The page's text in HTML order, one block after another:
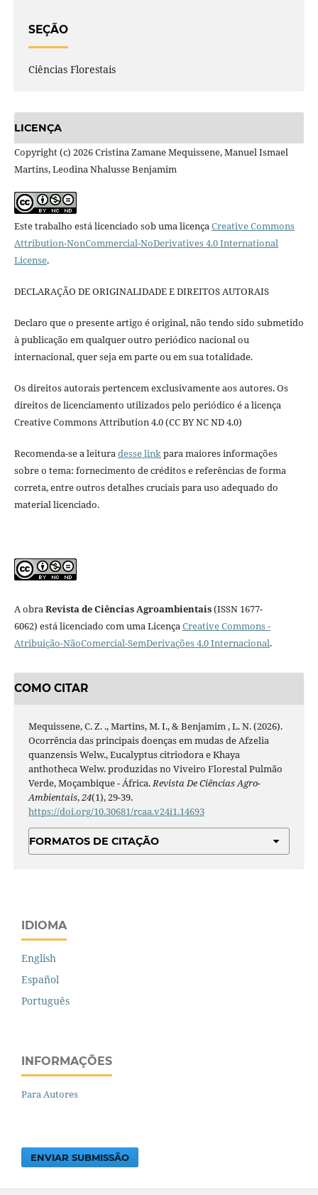
SEÇÃO
Ciências Florestais
LICENÇA
Copyright (c) 2026 Cristina Zamane Mequissene, Manuel Ismael
Martins, Leodina Nhalusse Benjamim
Este trabalho está licenciado sob uma licençaCreative Commons
Attribution-NonCommercial-NoDerivatives 4.0 International
License.
DECLARAÇÃO DE ORIGINALIDADE E DIREITOS AUTORAIS
Declaro que o presente artigo é original, não tendo sido submetido
à publicação em qualquer outro periódico nacional ou
internacional, quer seja em parte ou em sua totalidade.
Os direitos autorais pertencem exclusivamente aos autores. Os
direitos de licenciamento utilizados pelo periódico é a licença
Creative Commons Attribution 4.0 (CC BY NC ND 4.0)
Recomenda-se a leituradesse linkpara maiores informações
sobre o tema: fornecimento de créditos e referências de forma
correta, entre outros detalhes cruciais para uso adequado do
material licenciado.
A obra Revista de Ciências Agroambientais(ISSN 1677-
6062) está licenciado com uma Licença Creative Commons -
Atribuição-NãoComercial-SemDerivações 4.0 Internacional.
COMO CITAR
Mequissene, C. Z. ., Martins, M. I., & Benjamim , L. N. (2026).
Ocorrência das principais doenças em mudas de Afzelia
quanzensis Welw., Eucalyptus citriodora e Khaya
anthotheca Welw. produzidas no Viveiro Florestal Pulmão
Verde, Moçambique - África.Revista De Ciências Agro-
Ambientais,24(1), 29-39.
https://doi.org/10.30681/rcaa.v24i1.14693
FORMATOS DE CITAÇÃO
IDIOMA
English
Español
Português
INFORMAÇÕES
Para Autores
ENVIAR SUBMISSÃO